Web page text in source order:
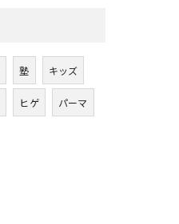
塾 キッズ
ヒゲ パーマ